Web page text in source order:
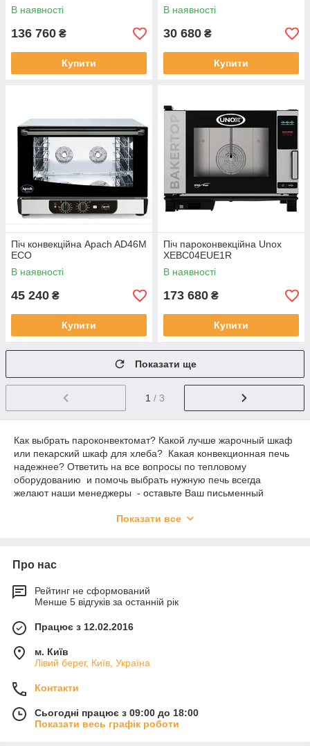
В наявності
136 760 ₴
Купити
В наявності
30 680 ₴
Купити
Піч конвекційна Apach AD46M
ECO
В наявності
45 240 ₴
Купити
Піч пароконвекційна Unox
XEBC04EUE1R
В наявності
173 680 ₴
Купити
Показати ще
1 / 3
Как выбрать пароконвектомат? Какой лучше жарочный шкаф
или пекарский шкаф для хлеба? Какая конвекционная печь
надежнее? Ответить на все вопросы по тепловому
оборудованию и помочь выбрать нужную печь всегда
желают наши менеджеры - оставьте Ваш письменный
Мы предлагаем тепловое оборудование в комплексе с
цены. Гарантийное и сервисное обслуживание тепловой
доставка оборудования.
Доставка конвекционных печей, пароконвектоматов, печей
для пиццы и жарочных шкафов осуществляется по всей
Украине в любой город!
Показати все
Про нас
Рейтинг не сформований
Менше 5 відгуків за останній рік
Працює з 12.02.2016
м. Київ
Лівий берег, Київ, Україна
Контакти
Сьогодні працює з 09:00 до 18:00
Показати весь графік роботи